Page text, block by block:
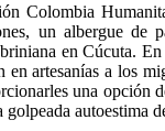
Colombia
un albergue de
en Cúcuta. En
en artesanías a los
una opción
golpeada autoestima